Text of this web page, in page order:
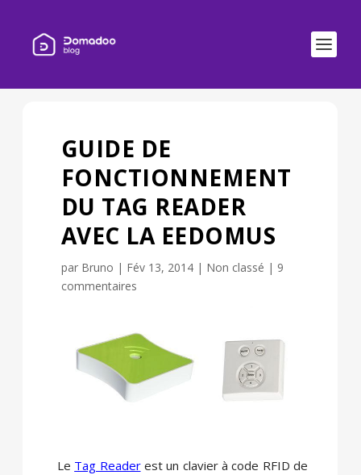
GUIDE DE
FONCTIONNEMENT
DU TAG READER
AVEC LA EEDOMUS
par Bruno | Fév 13, 2014| Non classé | 9
commentaires
Le Tag Readerest un clavier à code RFID de